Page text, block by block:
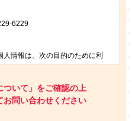
6229
情報は、次の目的のために利
品（新サービス）、新規開講教
ついて」をご確認の上
お問い合わせください